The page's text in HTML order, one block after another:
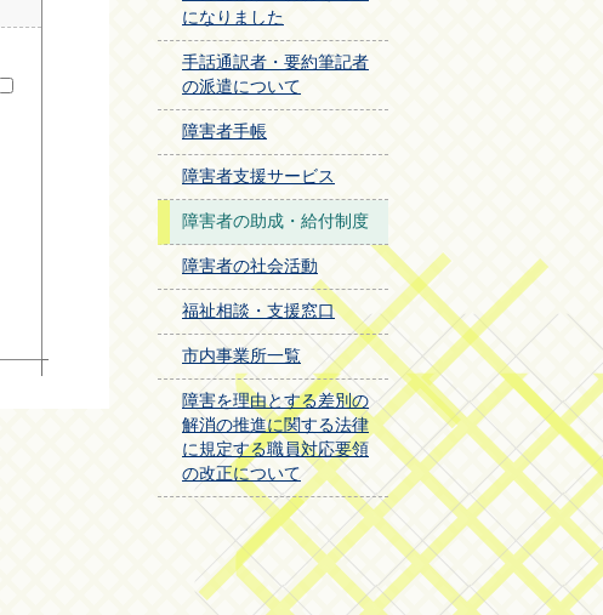
になりました
手話通訳者・要約筆記者
の派遣について
障害者手帳
障害者支援サービス
障害者の助成・給付制度
障害者の社会活動
福祉相談・支援窓口
市内事業所一覧
障害を理由とする差別の
解消の推進に関する法律
に規定する職員対応要領
の改正について